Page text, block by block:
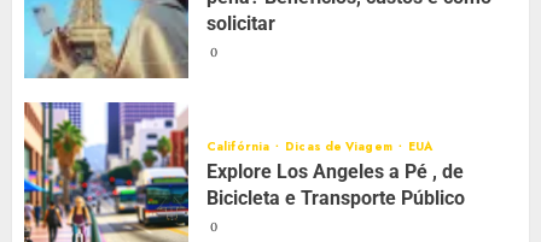
solicitar
0
Califórnia Dicas de Viagem EUA
Explore Los Angeles a Pé , de
Bicicleta e Transporte Público
0